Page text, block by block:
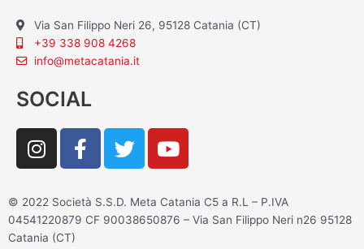
Via San Filippo Neri 26, 95128 Catania (CT)
+39 338 908 4268
info@metacatania.it
SOCIAL
I
n
t
a
g
F
a
e
b
T
w
t
t
Y
o
t
u
© 2022 Società S.S.D. Meta Catania C5 a R.L – P.IVA
04541220879 CF 90038650876 – Via San Filippo Neri n26 95128
Catania (CT)